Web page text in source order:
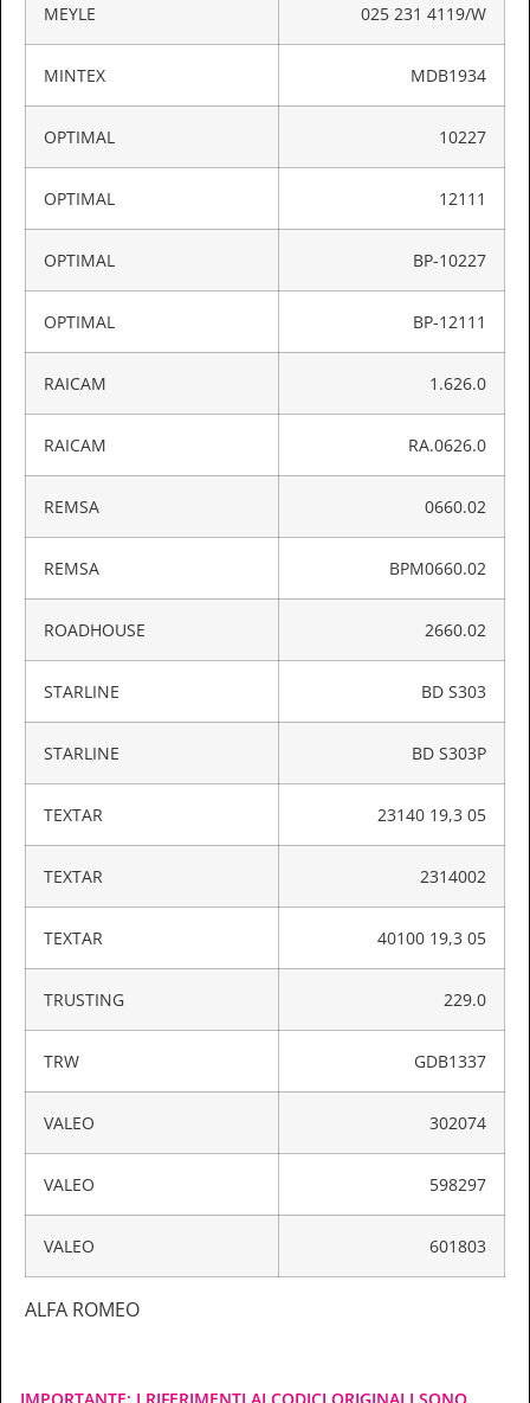
MEYLE 025 231 4119/W
MINTEX MDB1934
OPTIMAL 10227
OPTIMAL 12111
OPTIMAL BP-10227
OPTIMAL BP-12111
RAICAM 1.626.0
RAICAM RA.0626.0
REMSA 0660.02
REMSA BPM0660.02
ROADHOUSE 2660.02
STARLINE BD S303
STARLINE BD S303P
TEXTAR 23140 19,3 05
TEXTAR 2314002
TEXTAR 40100 19,3 05
TRUSTING 229.0
TRW GDB1337
VALEO 302074
VALEO 598297
VALEO 601803
ALFA ROMEO